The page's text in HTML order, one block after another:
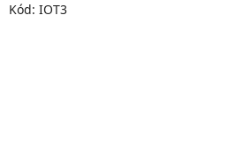
Kód: IOT3